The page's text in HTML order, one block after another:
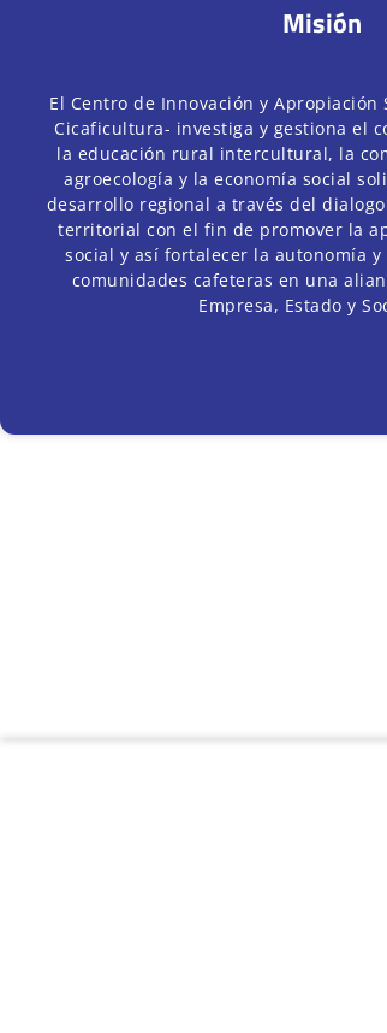
Misión
El Centro de Innovación y
Cicaficultura- investiga y gestiona el
la educación rural intercultural, la
agroecología y la economía social
desarrollo regional a través del
territorial con el fin de promover la
social y así fortalecer la autonomía
comunidades cafeteras en una
Empresa, Estado y